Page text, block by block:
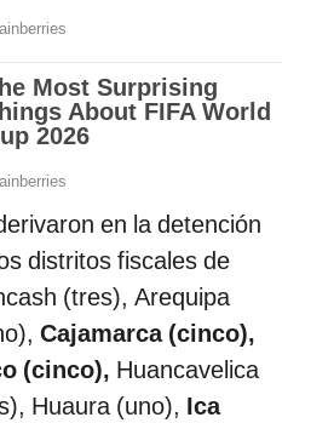
en la detención
distritos fiscales de
(tres), Arequipa
Cajamarca (cinco),
(cinco), Huancavelica
Huaura (uno), Ica